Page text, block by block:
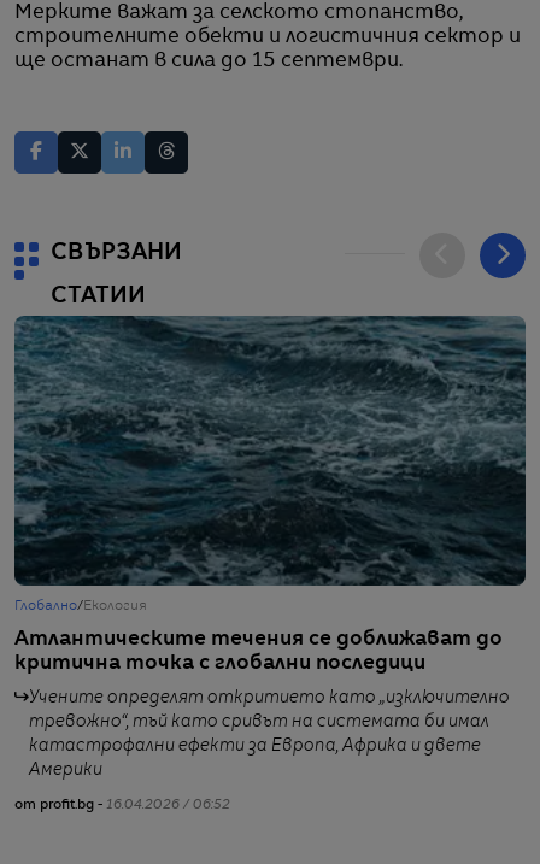
Мерките важат за селското стопанство,
строителните обекти и логистичния сектор и
ще останат в сила до 15 септември.
СВЪРЗАНИ
СТАТИИ
Глобално/ Екология
Атлантическите течения се доближават до
критична точка с глобални последици
Учените определят откритието като „изключително
тревожно“, тъй като сривът на системата би имал
катастрофални ефекти за Европа, Африка и двете
Америки
от profit.bg - 16.04.2026 / 06:52